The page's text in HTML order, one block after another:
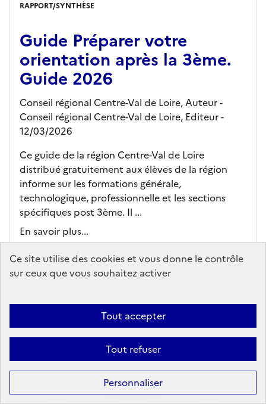
Ce site utilise des cookies et vous donne le contrôle
sur ceux que vous souhaitez activer
Tout accepter
Tout refuser
Personnaliser
RAPPORT/SYNTHÈSE
Guide Préparer votre
orientation après la 3ème.
Guide 2026
Conseil régional Centre-Val de Loire, Auteur -
Conseil régional Centre-Val de Loire, Editeur-
12/03/2026
Ce guide de la région Centre-Val de Loire
distribué gratuitement aux élèves de la région
informe sur les formations générale,
technologique, professionnelle et les sections
spécifiques post 3ème. Il ...
En savoir plus...
Ajouter au panier